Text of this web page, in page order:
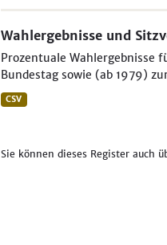
Wahlergebnisse und
Prozentuale Wahlergebnisse
Bundestag sowie (ab 1979)
CSV
Sie können dieses Register auch